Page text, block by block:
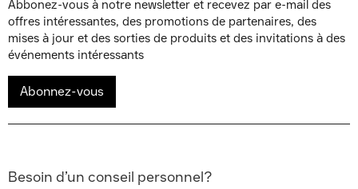
Abbonez-vous à notre newsletter et recevez par e-mail des
offres intéressantes, des promotions de partenaires, des
mises à jour et des sorties de produits et des invitations à des
événements intéressants
Abonnez-vous
Besoin d’un conseil personnel?